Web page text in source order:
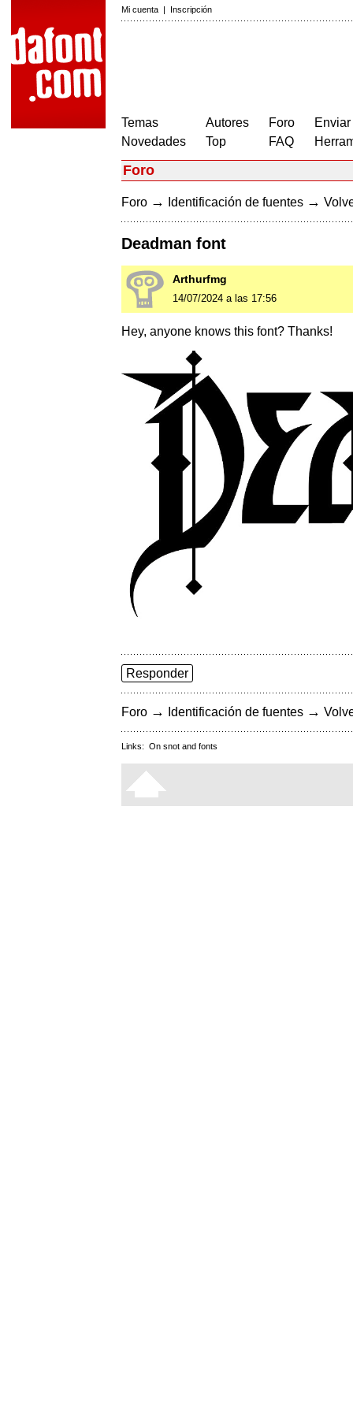
Mi cuenta | Inscripción
Temas
Novedades
Autores
Top
Foro
FAQ
Foro
Foro → Identificación de fuentes →
Deadman font
Arthurfmg
14/07/2024 a las 17:56
Hey, anyone knows this font? Thanks!
Responder
Foro → Identificación de fuentes →
Links: On snot and fonts